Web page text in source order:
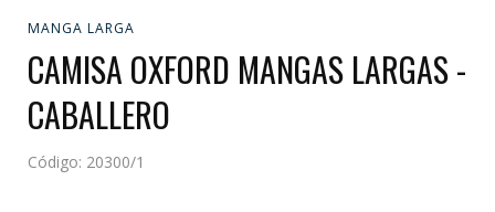
MANGA LARGA
CAMISA OXFORD MANGAS LARGAS -
CABALLERO
Código: 20300/1